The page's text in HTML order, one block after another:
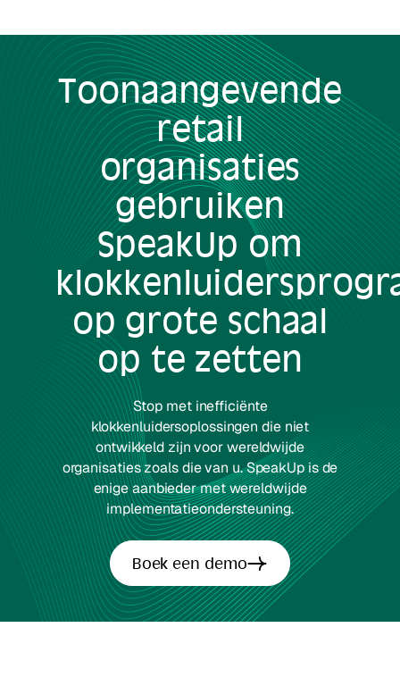
Toonaangevende
retail
organisaties
gebruiken
SpeakUp om
op grote schaal
op te zetten
Stop met inefficiënte
klokkenluidersoplossingen die niet
ontwikkeld zijn voor wereldwijde
organisaties zoals die van u. SpeakUp is de
enige aanbieder met wereldwijde
implementatieondersteuning.
Boek een demo